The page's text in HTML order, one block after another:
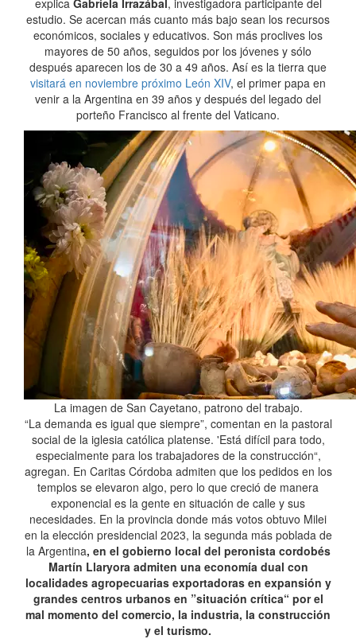
explica Gabriela Irrazábal , investigadora participante del
estudio. Se acercan más cuanto más bajo sean los recursos
económicos, sociales y educativos. Son más proclives los
mayores de 50 años, seguidos por los jóvenes y sólo
después aparecen los de 30 a 49 años. Así es la tierra que
visitará en noviembre próximo León XIV, el primer papa en
venir a la Argentina en 39 años y después del legado del
porteño Francisco al frente del Vaticano.
La imagen de San Cayetano, patrono del trabajo.
“La demanda es igual que siempre”, comentan en la pastoral
social de la iglesia católica platense. 'Está difícil para todo,
especialmente para los trabajadores de la construcción“,
agregan. En Caritas Córdoba admiten que los pedidos en los
templos se elevaron algo, pero lo que creció de manera
exponencial es la gente en situación de calle y sus
necesidades. En la provincia donde más votos obtuvo Milei
en la elección presidencial 2023, la segunda más poblada de
la Argentina, en el gobierno local del peronista cordobés
Martín Llaryora admiten una economía dual con
localidades agropecuarias exportadoras en expansión y
grandes centros urbanos en ”situación crítica“ por el
mal momento del comercio, la industria, la construcción
y el turismo.